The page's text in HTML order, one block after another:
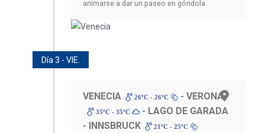
animarse a dar un paseo en góndola.
Día 3 - VIE.
VENECIA 26ºC - 26ºC - VERONA
35ºC - 35ºC
- LAGO DE GARADA
- INNSBRUCK
21ºC - 25ºC